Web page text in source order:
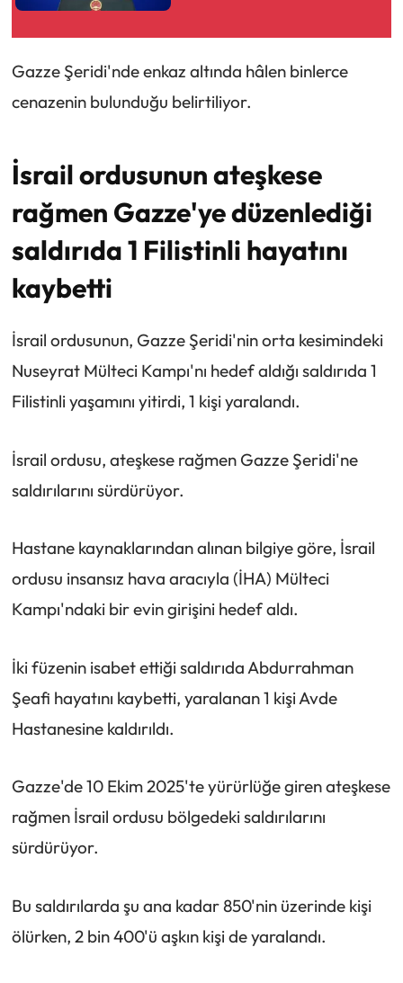
Gazze Şeridi'nde enkaz altında hâlen binlerce
cenazenin bulunduğu belirtiliyor.​​​​​​
İsrail ordusunun ateşkese
rağmen Gazze'ye düzenlediği
saldırıda 1 Filistinli hayatını
kaybetti
İsrail ordusunun, Gazze Şeridi'nin orta kesimindeki
Nuseyrat Mülteci Kampı'nı hedef aldığı saldırıda 1
Filistinli yaşamını yitirdi, 1 kişi yaralandı.
İsrail ordusu, ateşkese rağmen Gazze Şeridi'ne
saldırılarını sürdürüyor.
Hastane kaynaklarından alınan bilgiye göre, İsrail
ordusu insansız hava aracıyla (İHA) Mülteci
Kampı'ndaki bir evin girişini hedef aldı.
İki füzenin isabet ettiği saldırıda Abdurrahman
Şeafi hayatını kaybetti, yaralanan 1 kişi Avde
Hastanesine kaldırıldı.
Gazze'de 10 Ekim 2025'te yürürlüğe giren ateşkese
rağmen İsrail ordusu bölgedeki saldırılarını
sürdürüyor.
Bu saldırılarda şu ana kadar 850'nin üzerinde kişi
ölürken, 2 bin 400'ü aşkın kişi de yaralandı.